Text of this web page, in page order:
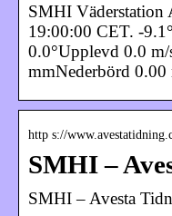
SMHI Väderstation
19:00:00 CET. -
0.0°Upplevd 0.0
mmNederbörd 0.00
http s://
SMHI –
SMHI – Avesta